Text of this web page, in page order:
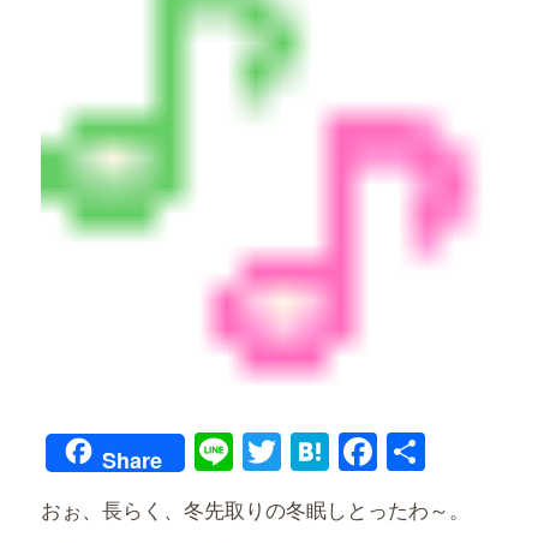
Share LineTwitter
Hatena共
おぉ、長らく、冬先取りの冬眠しとったわ～。